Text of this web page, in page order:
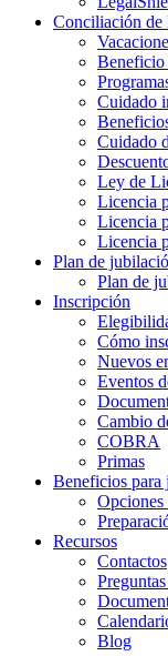
Conciliación de
Beneficio
Cuidado
Cuidado
Ley de
Licencia
Licencia
Licencia
Plan de
Plan de
Inscripción
Cómo
Nuevos
Eventos
Cambio
COBRA
Primas
Beneficios para
Opciones
Recursos
Contactos
Blog